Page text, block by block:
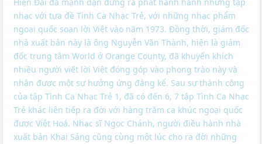
nhạc với tựa đề Tình Ca Nhạc Trẻ, với những nhạc phẩm
ngoại quốc soạn lời Việt vào năm 1973. Đồng thời, giám đốc
nhà xuất bản này là ông Nguyễn Văn Thành, hiện là giám
đốc trung tâm World ở Orange County, đã khuyến khích
nhiều người viết lời Việt đóng góp vào phong trào này và
nhận được một sự hưởng ứng đáng kể. Sau sự thành công
của tập Tình Ca Nhạc Trẻ 1, đã có đến 6, 7 tập Tình Ca Nhạc
Trẻ khác liên tiếp ra đời với hàng trăm ca khúc ngoại quốc
được Việt Hoá. Nhạc sĩ Ngọc Chánh, người điều hành nhà
xuất bản Khai Sáng cũng cùng một lúc cho ra đời những